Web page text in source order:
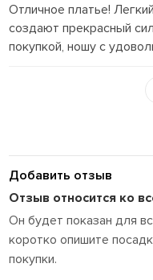
Отличное платье!
создают прекрасный
покупкой, ношу с
Добавить отзыв
Отзыв относится ко
Он будет показан для
коротко опишите
покупки.